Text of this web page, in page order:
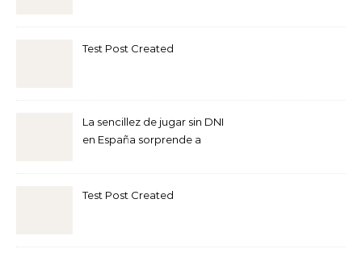
Test Post Created
La sencillez de jugar sin DNI
en España sorprende a
sin-dni-espana/
Test Post Created